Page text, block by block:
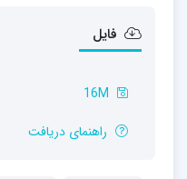
نشر فرهنگ اسلامی انجام
زنده دنیا از جمله عربی،
است.
فایل
16M
راهنمای دریافت